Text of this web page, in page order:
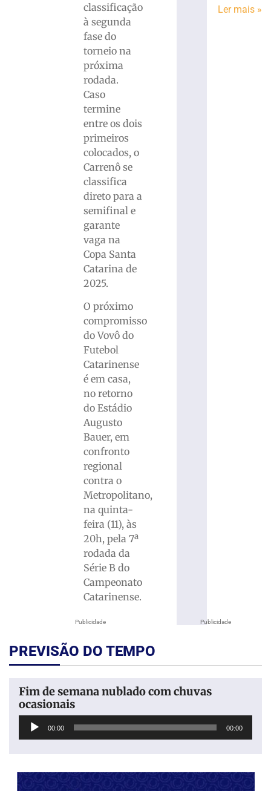
Publicidade
classificação
à segunda
fase do
torneio na
próxima
rodada.
Caso
termine
entre os dois
primeiros
colocados, o
Carrenô se
classifica
direto para a
semifinal e
garante
vaga na
Copa Santa
Catarina de
2025.
O próximo
compromisso
do Vovô do
Futebol
Catarinense
é em casa,
no retorno
do Estádio
Augusto
Bauer, em
confronto
regional
contra o
Metropolitano,
na quinta-
feira (11), às
20h, pela 7ª
rodada da
Série B do
Campeonato
Catarinense.
Publicidade
Ler mais »
PREVISÃO DO TEMPO
Fim de semana nublado com chuvas
ocasionais
Tocador
00:00 00:00